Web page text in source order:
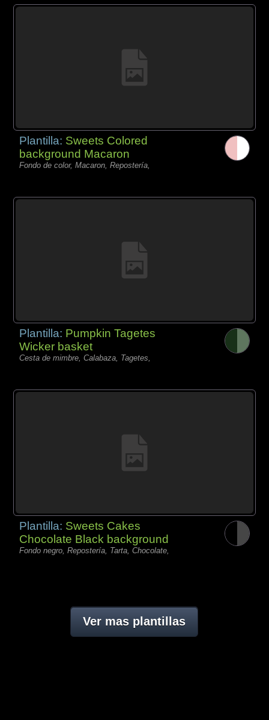
Plantilla: Sweets Colored
background Macaron
Fondo de color, Macaron, Repostería,
Plantilla: Pumpkin Tagetes
Wicker basket
Cesta de mimbre, Calabaza, Tagetes,
Plantilla: Sweets Cakes
Chocolate Black background
Fondo negro, Repostería, Tarta, Chocolate,
Ver mas plantillas